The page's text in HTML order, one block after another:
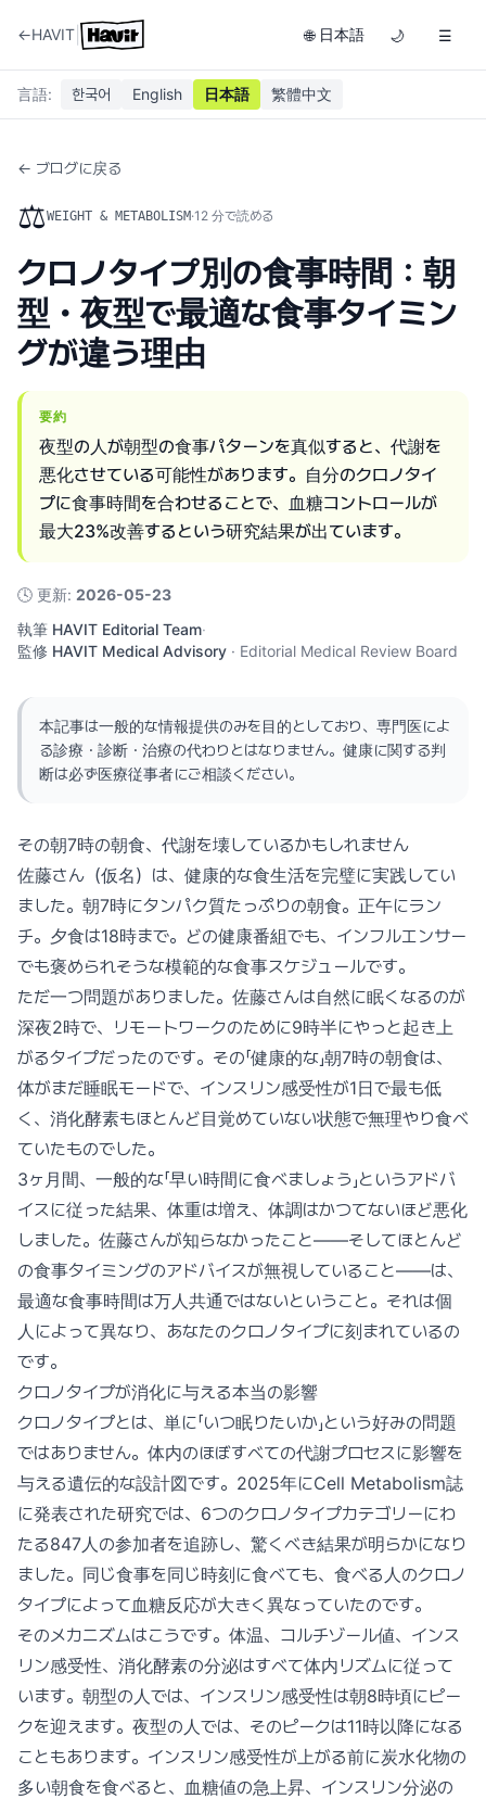
←HAVIT 🌐 日本語 🌙 ☰
言語: 한국어 English 日本語 繁體中文
← ブログに戻る
⚖️WEIGHT & METABOLISM·12 分で読める
クロノタイプ別の食事時間：朝
型・夜型で最適な食事タイミン
グが違う理由
要約
夜型の人が朝型の食事パターンを真似すると、代謝を
悪化させている可能性があります。自分のクロノタイ
プに食事時間を合わせることで、血糖コントロールが
最大23%改善するという研究結果が出ています。
🕓 更新: 2026-05-23
執筆 HAVIT Editorial Team·
監修 HAVIT Medical Advisory · Editorial Medical Review Board
本記事は一般的な情報提供のみを目的としており、専門医によ
る診療・診断・治療の代わりとはなりません。健康に関する判
断は必ず医療従事者にご相談ください。
その朝7時の朝食、代謝を壊しているかもしれません
佐藤さん（仮名）は、健康的な食生活を完璧に実践してい
ました。朝7時にタンパク質たっぷりの朝食。正午にラン
チ。夕食は18時まで。どの健康番組でも、インフルエンサー
でも褒められそうな模範的な食事スケジュールです。
ただ一つ問題がありました。佐藤さんは自然に眠くなるのが
深夜2時で、リモートワークのために9時半にやっと起き上
がるタイプだったのです。その「健康的な」朝7時の朝食は、
体がまだ睡眠モードで、インスリン感受性が1日で最も低
く、消化酵素もほとんど目覚めていない状態で無理やり食べ
ていたものでした。
3ヶ月間、一般的な「早い時間に食べましょう」というアドバ
イスに従った結果、体重は増え、体調はかつてないほど悪化
しました。佐藤さんが知らなかったこと——そしてほとんど
の食事タイミングのアドバイスが無視していること——は、
最適な食事時間は万人共通ではないということ。それは個
人によって異なり、あなたのクロノタイプに刻まれているの
です。
クロノタイプが消化に与える本当の影響
クロノタイプとは、単に「いつ眠りたいか」という好みの問題
ではありません。体内のほぼすべての代謝プロセスに影響を
与える遺伝的な設計図です。2025年にCell Metabolism誌
に発表された研究では、6つのクロノタイプカテゴリーにわ
たる847人の参加者を追跡し、驚くべき結果が明らかになり
ました。同じ食事を同じ時刻に食べても、食べる人のクロノ
タイプによって血糖反応が大きく異なっていたのです。
そのメカニズムはこうです。体温、コルチゾール値、インス
リン感受性、消化酵素の分泌はすべて体内リズムに従って
います。朝型の人では、インスリン感受性は朝8時頃にピー
クを迎えます。夜型の人では、そのピークは11時以降になる
こともあります。インスリン感受性が上がる前に炭水化物の
多い朝食を食べると、血糖値の急上昇、インスリン分泌の